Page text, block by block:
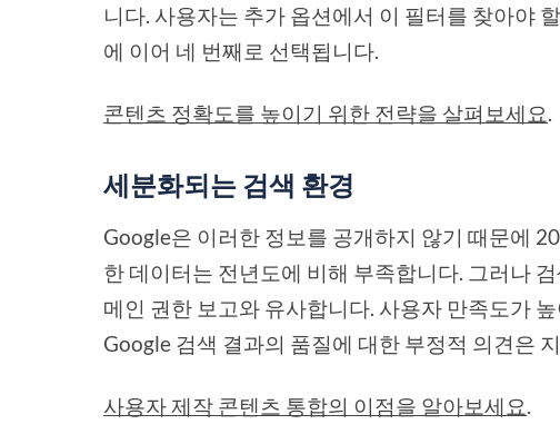
니다. 사용자는 추가 옵션에서 이 필터를 찾아야
에 이어 네 번째로 선택됩니다.
콘텐츠 정확도를 높이기 위한 전략을 살펴보세요
세분화되는 검색 환경
Google은 이러한 정보를 공개하지 않기 때문에
한 데이터는 전년도에 비해 부족합니다. 그러나
메인 권한 보고와 유사합니다. 사용자 만족도가
Google 검색 결과의 품질에 대한 부정적 의견은
사용자 제작 콘텐츠 통합의 이점을 알아보세요